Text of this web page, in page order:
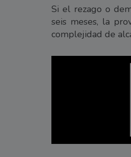
Si el rezago o
seis meses, la
complejidad de